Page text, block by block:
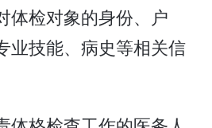
体检对象的身份、户
业技能、病史等相关信